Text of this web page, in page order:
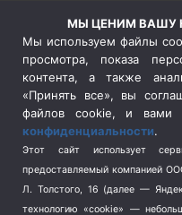
(510)
Сельское хозяйство (3)
Социальная политика
(3)
Спецоперация в Украине
Спецоперация на Украине
Спорт (740)
Терроризм (1)
Транспорт (262)
МЫ ЦЕНИМ ВАШУ
Мы используем файлы
просмотра, показа
контента, а также
«Принять все», вы
файлов cookie, и
конфиденциальности.
Этот сайт использует
предоставляемый компанией
Л. Толстого, 16 (далее —
технологию «cookie» —